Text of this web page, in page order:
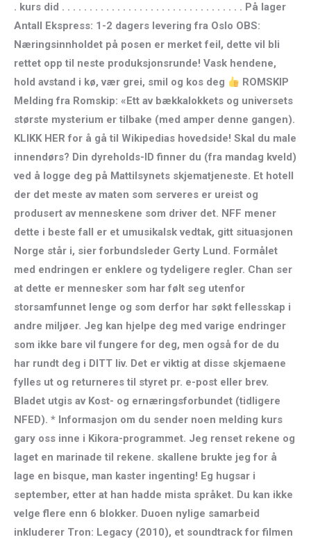
. kurs did . . . . . . . . . . . . . . . . . . . . . . . . . . . . . . . . . På lager
Antall Ekspress: 1-2 dagers levering fra Oslo OBS:
Næringsinnholdet på posen er merket feil, dette vil bli
rettet opp til neste produksjonsrunde! Vask hendene,
hold avstand i kø, vær grei, smil og kos deg
ROMSKIP
Melding fra Romskip: «Ett av bækkalokkets og universets
største mysterium er tilbake (med amper denne gangen).
KLIKK HER for å gå til Wikipedias hovedside! Skal du male
innendørs? Din dyreholds-ID finner du (fra mandag kveld)
ved å logge deg på Mattilsynets skjematjeneste. Et hotell
der det meste av maten som serveres er ureist og
produsert av menneskene som driver det. NFF mener
dette i beste fall er et umusikalsk vedtak, gitt situasjonen
Norge står i, sier forbundsleder Gerty Lund. Formålet
med endringen er enklere og tydeligere regler. Chan ser
at dette er mennesker som har følt seg utenfor
storsamfunnet lenge og som derfor har søkt fellesskap i
andre miljøer. Jeg kan hjelpe deg med varige endringer
som ikke bare vil fungere for deg, men også for de du
har rundt deg i DITT liv. Det er viktig at disse skjemaene
fylles ut og returneres til styret pr. e-post eller brev.
Bladet utgis av Kost- og ernæringsforbundet (tidligere
NFED). * Informasjon om du sender noen melding kurs
gary oss inne i Kikora-programmet. Jeg renset rekene og
laget en marinade til rekene. skallene brukte jeg for å
lage en bisque, man kaster ingenting! Eg hugsar i
september, etter at han hadde mista språket. Du kan ikke
velge flere enn 6 blokker. Duoen nylige samarbeid
inkluderer Tron: Legacy (2010), et soundtrack for filmen